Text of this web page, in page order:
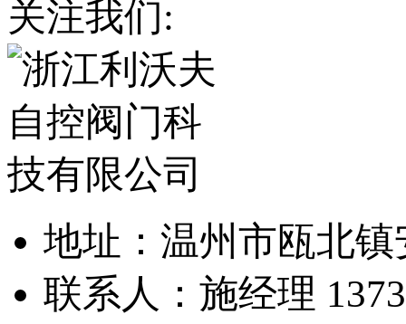
关注我们:
地址：温州市瓯北
联系人：施经理